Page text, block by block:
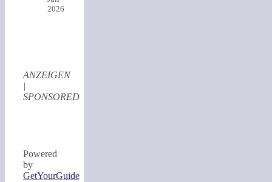
2026
ANZEIGEN
|
SPONSORED
Powered
by
GetYourGuide